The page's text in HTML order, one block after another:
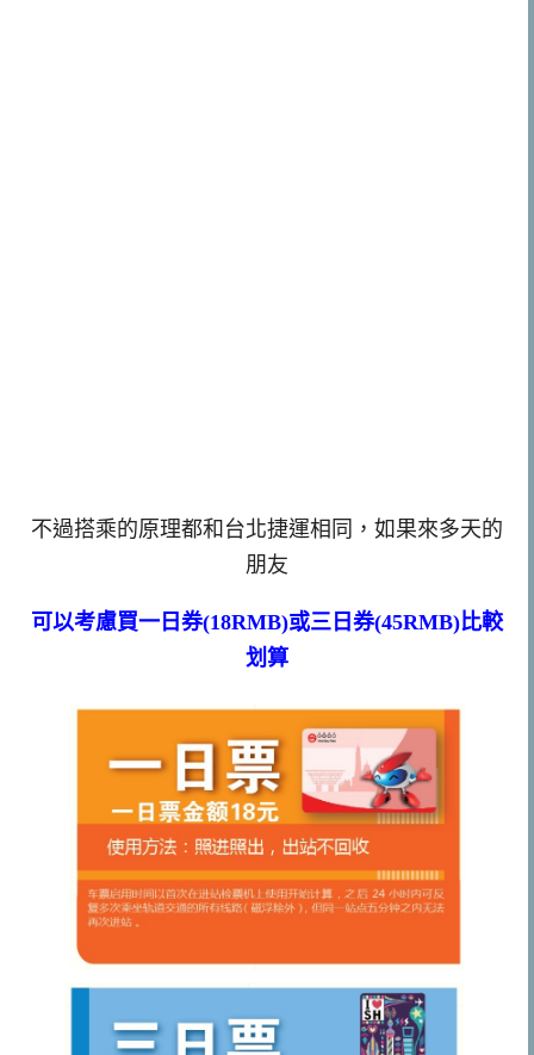
不過搭乘的原理都和台北捷運相同，如果來多天的
朋友
可以考慮買一日券(18RMB)或三日券(45RMB)比較
划算